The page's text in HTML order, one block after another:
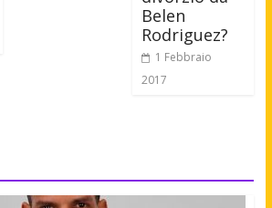
Belen
Rodriguez?
1 Febbraio
2017